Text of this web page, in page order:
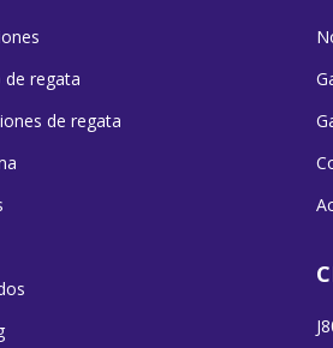
de regata
de regata